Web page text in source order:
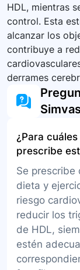
HDL, mientras
control. Esta
alcanzar los
contribuye a
derrames
¿Para
prescribe
Se prescribe
dieta y
riesgo
reducir los
de HDL,
estén